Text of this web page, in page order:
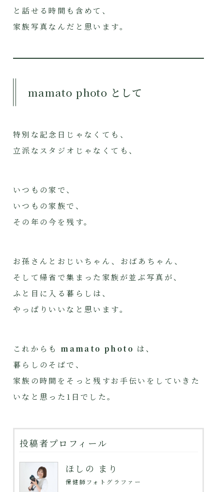
と話せる時間も含めて、
家族写真なんだと思います。
mamato photo として
特別な記念日じゃなくても、
立派なスタジオじゃなくても、
いつもの家で、
いつもの家族で、
その年の今を残す。
お孫さんとおじいちゃん、おばあちゃん、
そして帰省で集まった家族が並ぶ写真が、
ふと目に入る暮らしは、
やっぱりいいなと思います。
これからも mamato photo は、
暮らしのそばで、
家族の時間をそっと残すお手伝いをしていきた
いなと思った1日でした。
投稿者プロフィール
ほしの まり
保健師フォトグラファー